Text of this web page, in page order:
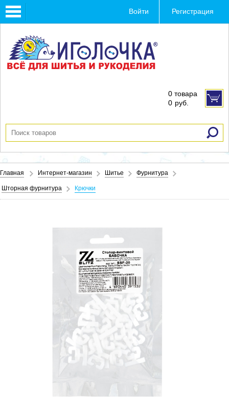
Toggle
navigation
Войти Регистрация
0 товара
0 руб.
Главная Интернет-магазин Шитье Фурнитура
Шторная фурнитура Крючки